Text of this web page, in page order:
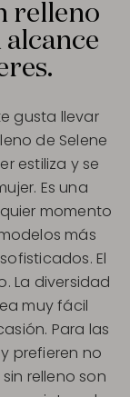
relleno
alcance
gusta llevar
de Selene
estiliza y se
Es una
momento
más
El
La diversidad
muy fácil
Para las
prefieren no
relleno son